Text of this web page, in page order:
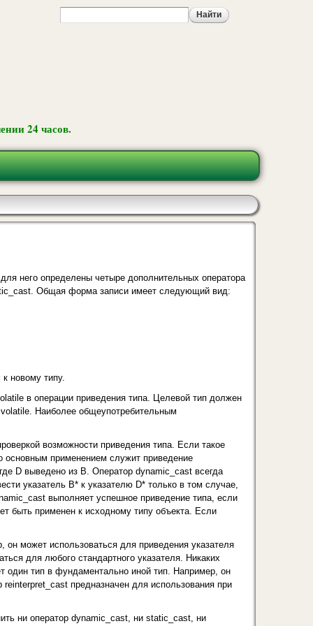
24 часов.
него определе­ны четыре дополнительных оператора
Общая форма записи имеет следующий вид:
новому типу.
в операции приведения типа. Целевой тип должен
Наиболее общеупотребительным
возмож­ности приведения типа. Если такое
основным применением служит приведение
D выведено из В. Оператор dynamic_cast всегда
указатель В* к указателю D* только в том случае,
выполняет успешное приведение типа, если
быть применен к исходному типу объек­та. Если
может ис­пользоваться для приведения указателя
для любого стандартного указателя. Никаких
один тип в фундаментально иной тип. Например, он
предназначен для использования при
ни оператор dynamic_cast, ни static_cast, ни